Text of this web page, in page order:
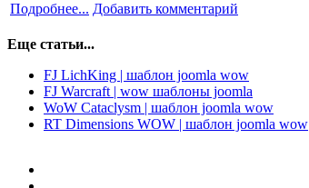
Подробнее... Добавить комментарий
Еще статьи...
FJ LichKing | шаблон joomla wow
FJ Warcraft | wow шаблоны joomla
WoW Cataclysm | шаблон joomla wow
RT Dimensions WOW | шаблон joomla wow